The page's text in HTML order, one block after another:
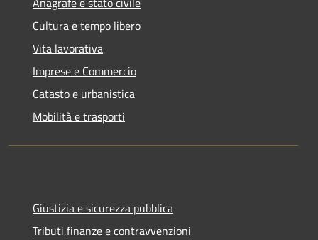
Cultura e tempo libero
Vita lavorativa
Imprese e Commercio
Catasto e urbanistica
Mobilità e trasporti
Giustizia e sicurezza pubblica
Tributi,finanze e contravvenzioni